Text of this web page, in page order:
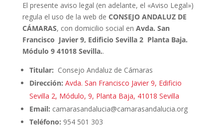
El presente aviso legal (en adelante, el «Aviso Legal»)
regula el uso de la web de CONSEJO ANDALUZ DE
CÁMARAS, con domicilio social en Avda. San
Francisco Javier 9, Edificio Sevilla 2 Planta Baja.
Módulo 9 41018 Sevilla..
Titular: Consejo Andaluz de Cámaras
Dirección: Avda. San Francisco Javier 9, Edificio
Sevilla 2, Módulo, 9, Planta Baja, 41018 Sevilla
Email: camarasandalucia@camarasandalucia.org
Teléfono: 954 501 303